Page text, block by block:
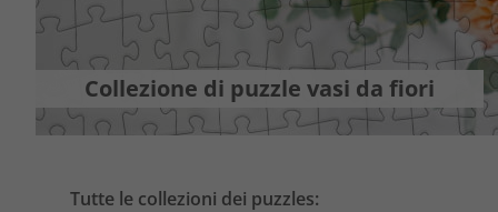
Collezione di puzzle vasi da fiori
Tutte le collezioni dei puzzles: